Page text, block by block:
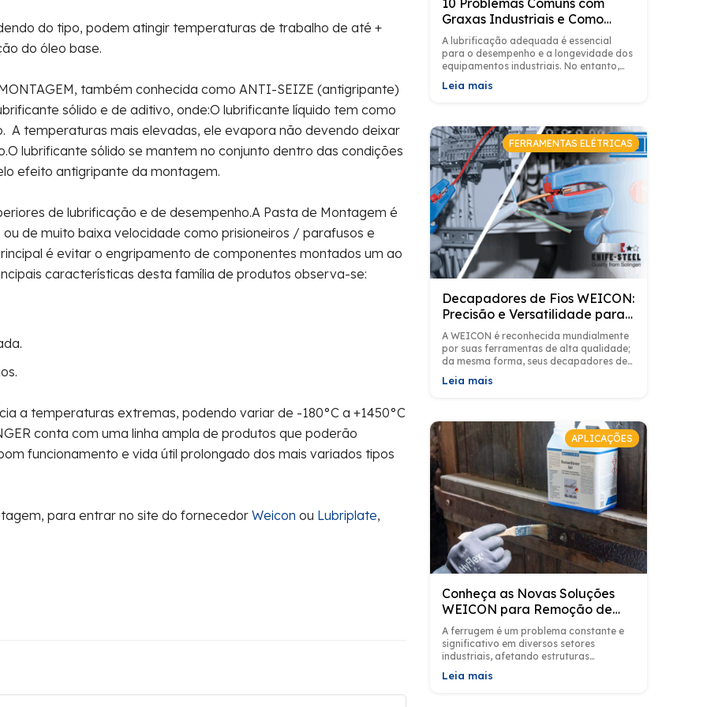
do tipo, podem atingir temperaturas de trabalho de até +
do óleo base.
MONTAGEM, também conhecida como ANTI-SEIZE (antigripante)
sólido e de aditivo, onde:O lubrificante líquido tem como
A temperaturas mais elevadas, ele evapora não devendo deixar
lubrificante sólido se mantem no conjunto dentro das condições
efeito antigripante da montagem.
de lubrificação e de desempenho.A Pasta de Montagem é
de muito baixa velocidade como prisioneiros / parafusos e
é evitar o engripamento de componentes montados um ao
características desta família de produtos observa-se:
a temperaturas extremas, podendo variar de -180°C a +1450°C
conta com uma linha ampla de produtos que poderão
funcionamento e vida útil prolongado dos mais variados tipos
para entrar no site do fornecedor Weicon ou Lubriplate,
10 Problemas Comuns com
Graxas Industriais e Como
Evitá-los com Lubriplate
A lubrificação adequada é essencial
para o desempenho e a longevidade dos
equipamentos industriais. No entanto,
problemas relacionados ao uso de
graxas são comuns...
Leia mais
FERRAMENTAS ELÉTRICAS
Decapadores de Fios WEICON:
Precisão e Versatilidade para
Profissionais e Entusiastas​
A WEICON é reconhecida mundialmente
por suas ferramentas de alta qualidade;
da mesma forma, seus decapadores de
fios não são exceção. Esses
decapadroes, além...
Leia mais
APLICAÇÕES
Conheça as Novas Soluções
WEICON para Remoção de
Ferrugem
A ferrugem é um problema constante e
significativo em diversos setores
industriais, afetando estruturas
metálicas, tubulações, máquinas e
equipamentos em geral. Diante disso, a...
Leia mais